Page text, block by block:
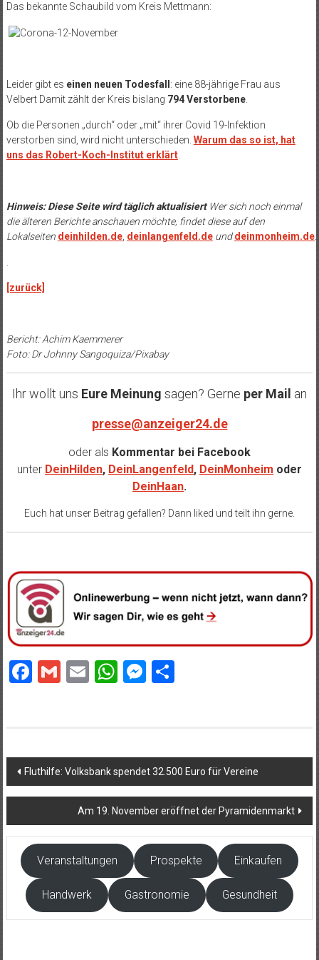
Das bekannte Schaubild vom Kreis Mettmann:
Leider gibt es einen neuen Todesfall : eine 88-jährige Frau aus
Velbert Damit zählt der Kreis bislang 794 Verstorbene.
Ob die Personen „durch“ oder „mit“ ihrer Covid 19-Infektion
verstorben sind, wird nicht unterschieden. Warum das so ist, hat
uns das Robert-Koch-Institut erklärt.
Hinweis: Diese Seite wird täglich aktualisiert Wer sich noch einmal
die älteren Berichte anschauen möchte, findet diese auf den
Lokalseiten deinhilden.de, deinlangenfeld.deunddeinmonheim.de.
[zurück]
Bericht: Achim Kaemmerer
Foto: Dr Johnny Sangoquiza/Pixabay
Ihr wollt uns Eure Meinung sagen? Gerne per Mail an
presse@anzeiger24.de
oder als Kommentar bei Facebook
unter DeinHilden, DeinLangenfeld, DeinMonheim oder
DeinHaan.
Euch hat unser Beitrag gefallen? Dann liked und teilt ihn gerne.
Facebook
Gmail
EmailWhatsApp
Messenger
Teilen
Beitragsnavigation
Fluthilfe: Volksbank spendet 32.500 Euro für Vereine
Am 19. November eröffnet der Pyramidenmarkt
Veranstaltungen Prospekte Einkaufen
Handwerk Gastronomie Gesundheit